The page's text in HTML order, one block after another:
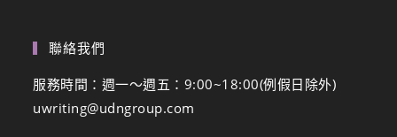
聯絡我們
服務時間：週一～週五：9:00~18:00(例假日除外)
uwriting@udngroup.com